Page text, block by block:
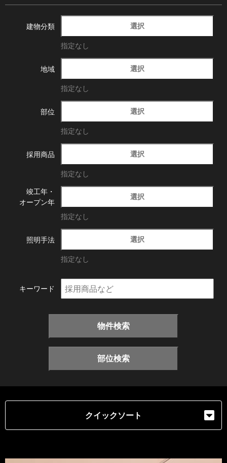
建物分類 選択
指定なし
地域 選択
指定なし
部位 選択
指定なし
採用商品 選択
指定なし
竣工年・
オープン年
選択
指定なし
照明手法 選択
指定なし
キーワード
物件検索
部位検索
クイックソート